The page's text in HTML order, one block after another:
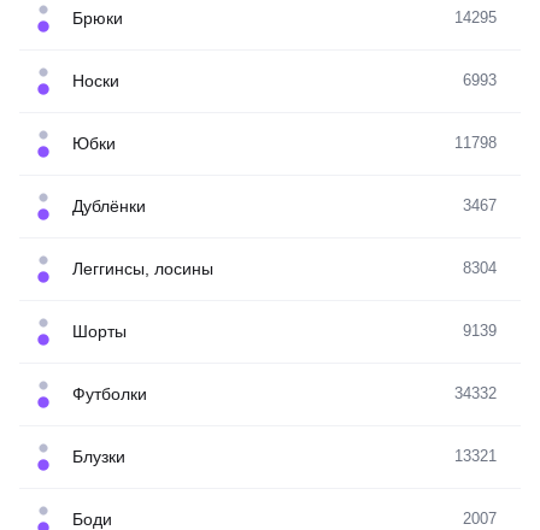
Брюки 14295
Носки 6993
Юбки 11798
Дублёнки 3467
Леггинсы, лосины 8304
Шорты 9139
Футболки 34332
Блузки 13321
Боди 2007